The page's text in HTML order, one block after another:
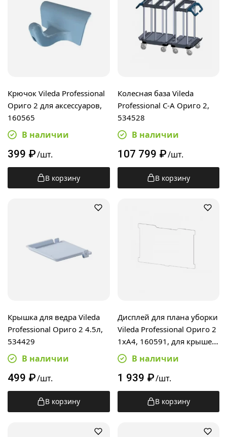
Крючок Vileda Professional
Ориго 2 для аксессуаров,
160565
В наличии
399 ₽/шт.
В корзину
Колесная база Vileda
Professional C-A Ориго 2,
534528
В наличии
107 799 ₽/шт.
В корзину
Крышка для ведра Vileda
Professional Ориго 2 4.5л,
534429
В наличии
499 ₽/шт.
В корзину
Дисплей для плана уборки
Vileda Professional Ориго 2
1хА4, 160591, для крышек
160553, 160555
В наличии
1 939 ₽/шт.
В корзину